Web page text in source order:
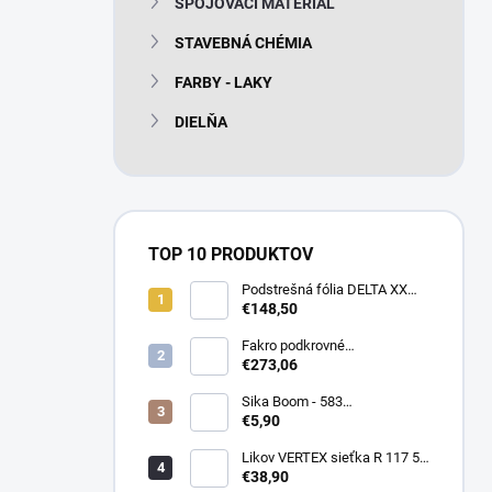
STAVEBNÁ CHÉMIA
FARBY - LAKY
DIELŇA
TOP 10 PRODUKTOV
Podstrešná fólia DELTA XX
PLUS universal 150g/m2
€148,50
Fakro podkrovné
termoizolačné schody LTK
€273,06
Sika Boom - 583
nízkoexpanzná PU pena 750
€5,90
Likov VERTEX sieťka R 117 55
m2 145g/m2
€38,90